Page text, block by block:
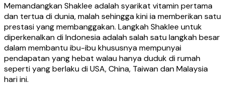
Memandangkan Shaklee adalah syarikat vitamin pertama
dan tertua di dunia, malah sehingga kini ia memberikan satu
prestasi yang membanggakan. Langkah Shaklee untuk
diperkenalkan di Indonesia adalah salah satu langkah besar
dalam membantu ibu-ibu khususnya mempunyai
pendapatan yang hebat walau hanya duduk di rumah
seperti yang berlaku di USA, China, Taiwan dan Malaysia
hari ini.